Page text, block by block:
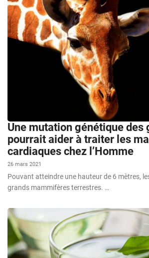
Une mutation génétique des
pourrait aider à traiter les
cardiaques chez l’Homme
26 mars 2021
Pouvant atteindre une hauteur de 6 mètres,
grands mammifères terrestres. …